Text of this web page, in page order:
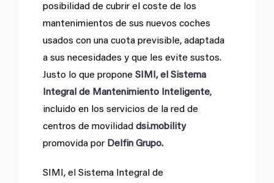
posibilidad de cubrir el coste de los
mantenimientos de sus nuevos coches
usados con una cuota previsible, adaptada
a sus necesidades y que les evite sustos.
Justo lo que propone SIMI, el Sistema
Integral de Mantenimiento Inteligente,
incluido en los servicios de la red de
centros de movilidad dsi.mobility
promovida por Delfin Grupo.
SIMI, el Sistema Integral de